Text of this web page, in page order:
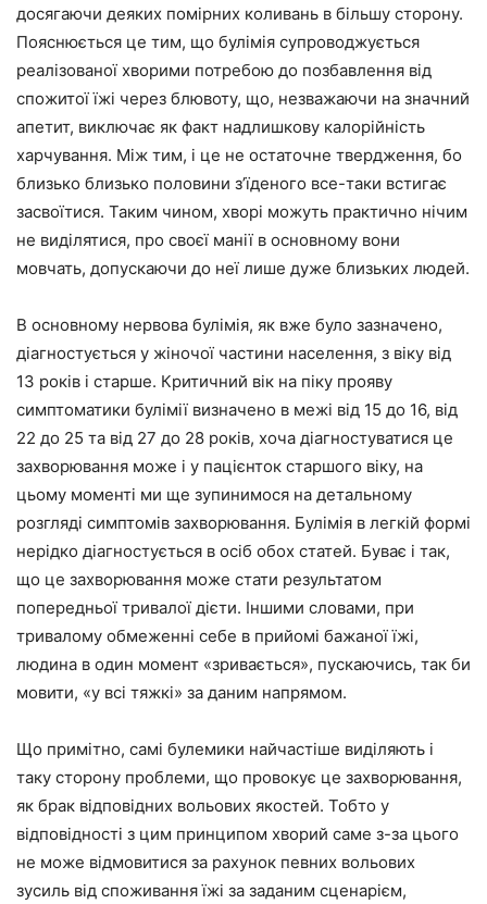
досягаючи деяких помірних коливань в більшу сторону.
Пояснюється це тим, що булімія супроводжується
реалізованої хворими потребою до позбавлення від
спожитої їжі через блювоту, що, незважаючи на значний
апетит, виключає як факт надлишкову калорійність
харчування. Між тим, і це не остаточне твердження, бо
близько близько половини з’їденого все-таки встигає
засвоїтися. Таким чином, хворі можуть практично нічим
не виділятися, про своєї манії в основному вони
мовчать, допускаючи до неї лише дуже близьких людей.
В основному нервова булімія, як вже було зазначено,
діагностується у жіночої частини населення, з віку від
13 років і старше. Критичний вік на піку прояву
симптоматики булімії визначено в межі від 15 до 16, від
22 до 25 та від 27 до 28 років, хоча діагностуватися це
захворювання може і у пацієнток старшого віку, на
цьому моменті ми ще зупинимося на детальному
розгляді симптомів захворювання. Булімія в легкій формі
нерідко діагностується в осіб обох статей. Буває і так,
що це захворювання може стати результатом
попередньої тривалої дієти. Іншими словами, при
тривалому обмеженні себе в прийомі бажаної їжі,
людина в один момент «зривається», пускаючись, так би
мовити, «у всі тяжкі» за даним напрямом.
Що примітно, самі булемики найчастіше виділяють і
таку сторону проблеми, що провокує це захворювання,
як брак відповідних вольових якостей. Тобто у
відповідності з цим принципом хворий саме з-за цього
не може відмовитися за рахунок певних вольових
зусиль від споживання їжі за заданим сценарієм,